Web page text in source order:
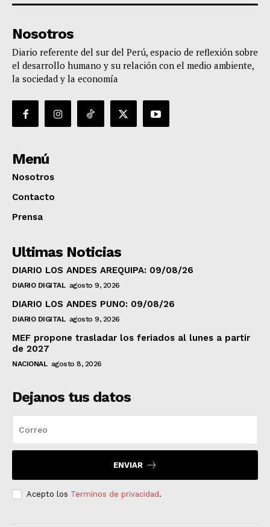
Nosotros
Diario referente del sur del Perú, espacio de reflexión sobre
el desarrollo humano y su relación con el medio ambiente,
la sociedad y la economía
Menú
Nosotros
Contacto
Prensa
Ultimas Noticias
DIARIO LOS ANDES AREQUIPA: 09/08/26
DIARIO DIGITAL agosto 9, 2026
DIARIO LOS ANDES PUNO: 09/08/26
DIARIO DIGITAL agosto 9, 2026
MEF propone trasladar los feriados al lunes a partir
de 2027
NACIONAL agosto 8, 2026
Dejanos tus datos
ENVIAR
Acepto los Terminos de privacidad.